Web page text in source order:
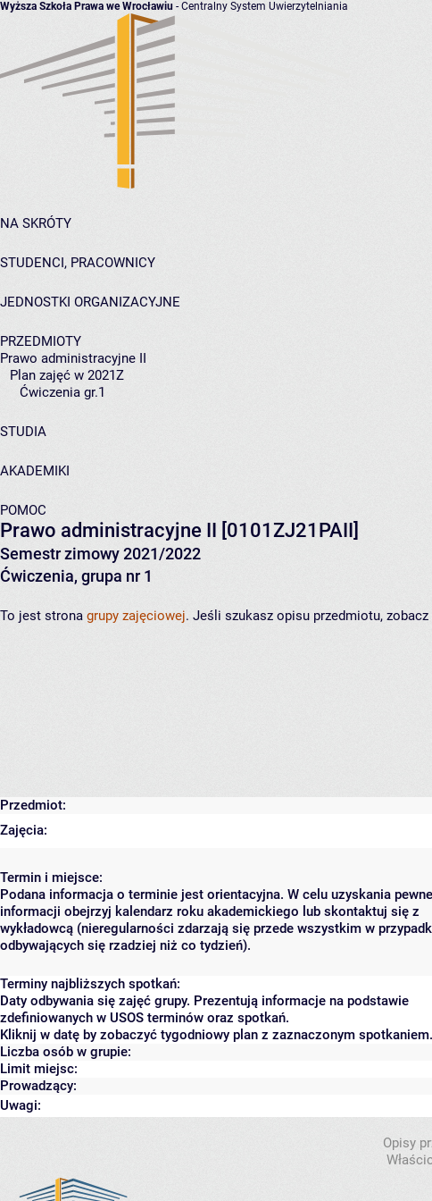
Wyższa Szkoła Prawa we Wrocławiu - Centralny System Uwierzytelniania
NA SKRÓTY
STUDENCI, PRACOWNICY
JEDNOSTKI ORGANIZACYJNE
PRZEDMIOTY
Prawo administracyjne II
Plan zajęć w 2021Z
Ćwiczenia gr.1
STUDIA
AKADEMIKI
POMOC
Prawo administracyjne II [0101ZJ21PAII]
Semestr zimowy 2021/2022
Ćwiczenia, grupa nr 1
To jest strona grupy zajęciowej. Jeśli szukasz opisu przedmiotu, zobacz
Przedmiot:
Zajęcia:
Termin i miejsce:
Podana informacja o terminie jest orientacyjna. W celu uzyskania
informacji obejrzyj kalendarz roku akademickiego lub skontaktuj się z
wykładowcą (nieregularności zdarzają się przede wszystkim w
odbywających się rzadziej niż co tydzień).
Terminy najbliższych spotkań:
Daty odbywania się zajęć grupy. Prezentują informacje na podstawie
zdefiniowanych w USOS terminów oraz spotkań.
Kliknij w datę by zobaczyć tygodniowy plan z zaznaczonym spotkaniem.
Liczba osób w grupie:
Limit miejsc:
Prowadzący:
Uwagi:
Opisy